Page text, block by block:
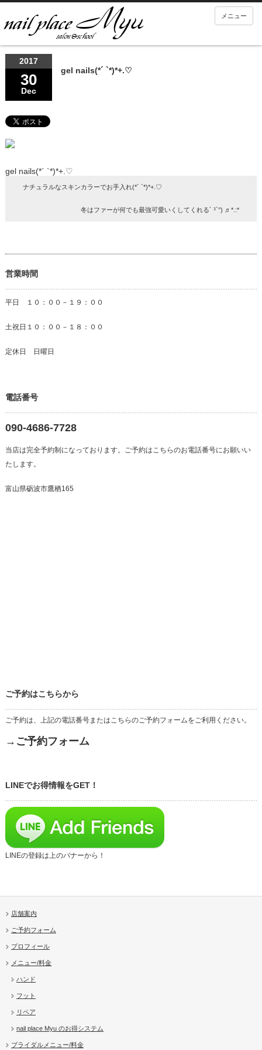
メニュー
2017
30
Dec
gel nails(*´ `*)*+.♡
gel nails(*´ `*)*+.♡
ナチュラルなスキンカラーでお手入れ(*´ `*)*+.♡
冬はファーが何でも最強可愛いくしてくれる´ ³`°) ♬︎*.:*
営業時間
平日 １０：００－１９：００
土祝日１０：００－１８：００
定休日 日曜日
電話番号
090-4686-7728
当店は完全予約制になっております。ご予約はこちらのお電話番号にお願いい
たします。
富山県砺波市鷹栖165
ご予約はこちらから
ご予約は、上記の電話番号またはこちらのご予約フォームをご利用ください。
→ご予約フォーム
LINEでお得情報をGET！
LINEの登録は上のバナーから！
店舗案内
ご予約フォーム
プロフィール
メニュー/料金
ハンド
フット
リペア
nail place Myu のお得システム
ブライダルメニュー/料金